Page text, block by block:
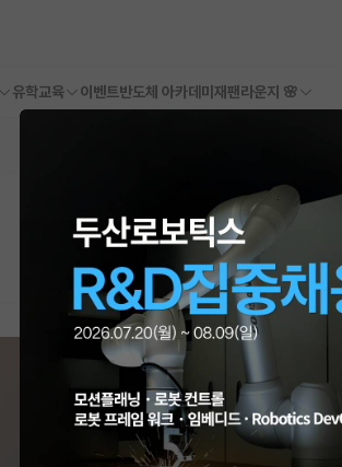
유학교육 이벤트반도체 아카데미 재팬라운지 🌸